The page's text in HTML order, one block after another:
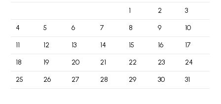
1 2 3
4 5 6 7 8 9 10
11 12 13 14 15 16 17
18 19 20 21 22 23 24
25 26 27 28 29 30 31